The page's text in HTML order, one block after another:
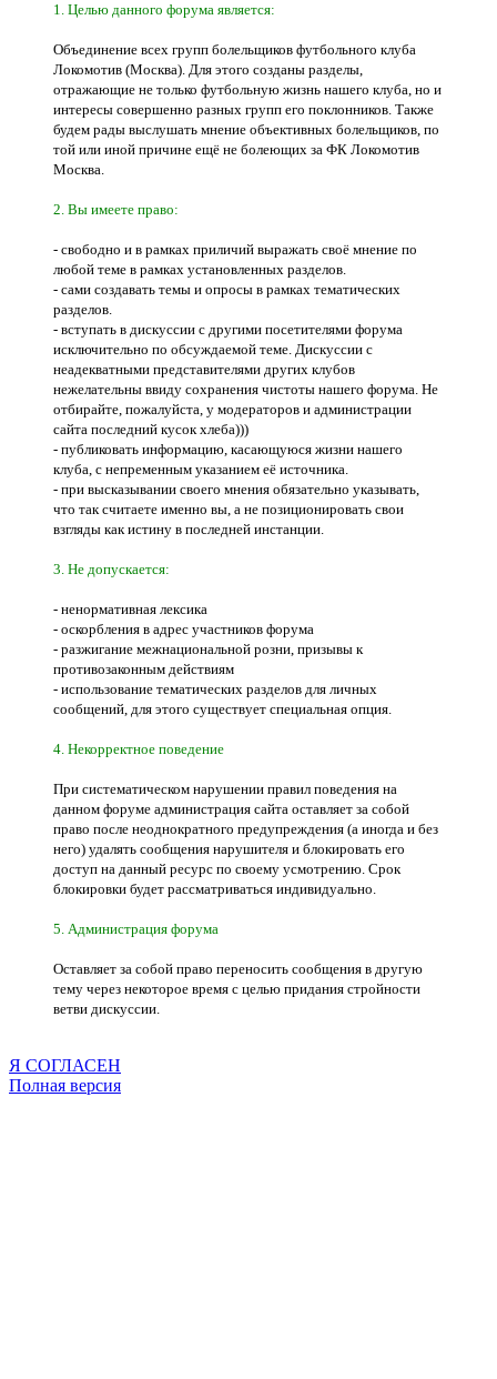
1. Целью данного форума является:
Объединение всех групп болельщиков футбольного клуба
Локомотив (Москва). Для этого созданы разделы,
отражающие не только футбольную жизнь нашего клуба, но и
интересы совершенно разных групп его поклонников. Также
будем рады выслушать мнение объективных болельщиков, по
той или иной причине ещё не болеющих за ФК Локомотив
Москва.
2. Вы имеете право:
- свободно и в рамках приличий выражать своё мнение по
любой теме в рамках установленных разделов.
- сами создавать темы и опросы в рамках тематических
разделов.
- вступать в дискуссии с другими посетителями форума
исключительно по обсуждаемой теме. Дискуссии с
неадекватными представителями других клубов
нежелательны ввиду сохранения чистоты нашего форума. Не
отбирайте, пожалуйста, у модераторов и администрации
сайта последний кусок хлеба)))
- публиковать информацию, касающуюся жизни нашего
клуба, с непременным указанием её источника.
- при высказывании своего мнения обязательно указывать,
что так считаете именно вы, а не позиционировать свои
взгляды как истину в последней инстанции.
3. Не допускается:
- ненормативная лексика
- оскорбления в адрес участников форума
- разжигание межнациональной розни, призывы к
противозаконным действиям
- использование тематических разделов для личных
сообщений, для этого существует специальная опция.
4. Некорректное поведение
При систематическом нарушении правил поведения на
данном форуме администрация сайта оставляет за собой
право после неоднократного предупреждения (а иногда и без
него) удалять сообщения нарушителя и блокировать его
доступ на данный ресурс по своему усмотрению. Срок
блокировки будет рассматриваться индивидуально.
5. Администрация форума
Оставляет за собой право переносить сообщения в другую
тему через некоторое время с целью придания стройности
ветви дискуссии.
Я СОГЛАСЕН
Полная версия